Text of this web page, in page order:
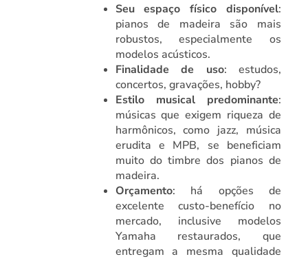
Seu espaço físico disponível:
pianos de madeira são mais
robustos, especialmente os
modelos acústicos.
Finalidade de uso: estudos,
concertos, gravações, hobby?
Estilo musical predominante:
músicas que exigem riqueza de
harmônicos, como jazz, música
erudita e MPB, se beneficiam
muito do timbre dos pianos de
madeira.
Orçamento: há opções de
excelente custo-benefício no
mercado, inclusive modelos
Yamaha restaurados, que
entregam a mesma qualidade